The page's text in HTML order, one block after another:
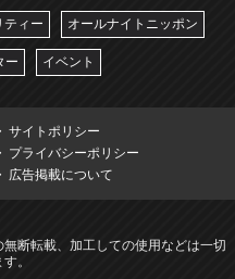
ティー オールナイトニッポン
ー イベント
サイトポリシー
プライバシーポリシー
広告掲載について
断転載、加工しての使用などは一切
。